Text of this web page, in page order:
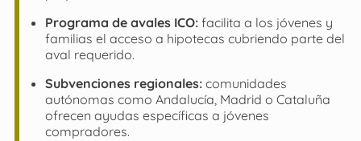
Programa de avales ICO:facilita a los jóvenes y
familias el acceso a hipotecas cubriendo parte del
aval requerido.
Subvenciones regionales:comunidades
autónomas como Andalucía, Madrid o Cataluña
ofrecen ayudas específicas a jóvenes
compradores.